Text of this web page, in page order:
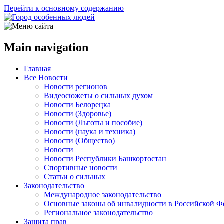
Перейти к основному содержанию
Main navigation
Главная
Все Новости
Новости регионов
Видеосюжеты о сильных духом
Новости Белорецка
Новости (Здоровье)
Новости (Льготы и пособие)
Новости (наука и техника)
Новости (Общество)
Новости
Новости Республики Башкортостан
Спортивные новости
Статьи о сильных
Законодательство
Международное законодательство
Основные законы об инвалидности в Российской
Региональное законодательство
Защита прав